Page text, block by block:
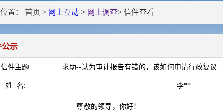
置： 首页 > 网上互动 > 网上调查> 信件查看
示
信件主题: 求助--认为审计报告有错的，该如何申请行政复议
姓 名: 李**
尊敬的领导，你好！